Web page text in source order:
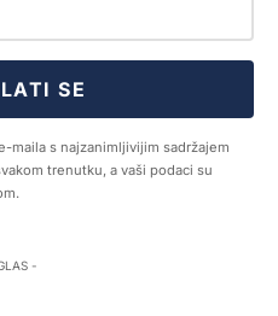
SE
maila s najzanimljivijim sadržajem
trenutku, a vaši podaci su
-